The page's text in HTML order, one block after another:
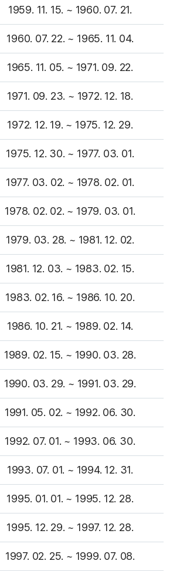
1959. 11. 15. ~ 1960. 07. 21.
1960. 07. 22. ~ 1965. 11. 04.
1965. 11. 05. ~ 1971. 09. 22.
1971. 09. 23. ~ 1972. 12. 18.
1972. 12. 19. ~ 1975. 12. 29.
1975. 12. 30. ~ 1977. 03. 01.
1977. 03. 02. ~ 1978. 02. 01.
1978. 02. 02. ~ 1979. 03. 01.
1979. 03. 28. ~ 1981. 12. 02.
1981. 12. 03. ~ 1983. 02. 15.
1983. 02. 16. ~ 1986. 10. 20.
1986. 10. 21. ~ 1989. 02. 14.
1989. 02. 15. ~ 1990. 03. 28.
1990. 03. 29. ~ 1991. 03. 29.
1991. 05. 02. ~ 1992. 06. 30.
1992. 07. 01. ~ 1993. 06. 30.
1993. 07. 01. ~ 1994. 12. 31.
1995. 01. 01. ~ 1995. 12. 28.
1995. 12. 29. ~ 1997. 12. 28.
1997. 02. 25. ~ 1999. 07. 08.